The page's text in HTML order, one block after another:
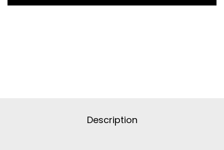
Description